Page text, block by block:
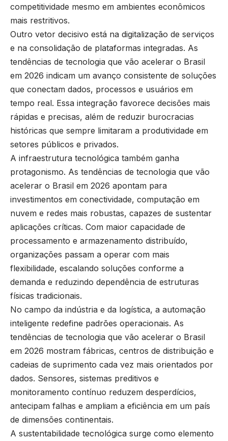
competitividade mesmo em ambientes econômicos
mais restritivos.
Outro vetor decisivo está na digitalização de serviços
e na consolidação de plataformas integradas. As
tendências de tecnologia que vão acelerar o Brasil
em 2026 indicam um avanço consistente de soluções
que conectam dados, processos e usuários em
tempo real. Essa integração favorece decisões mais
rápidas e precisas, além de reduzir burocracias
históricas que sempre limitaram a produtividade em
setores públicos e privados.
A infraestrutura tecnológica também ganha
protagonismo. As tendências de tecnologia que vão
acelerar o Brasil em 2026 apontam para
investimentos em conectividade, computação em
nuvem e redes mais robustas, capazes de sustentar
aplicações críticas. Com maior capacidade de
processamento e armazenamento distribuído,
organizações passam a operar com mais
flexibilidade, escalando soluções conforme a
demanda e reduzindo dependência de estruturas
físicas tradicionais.
No campo da indústria e da logística, a automação
inteligente redefine padrões operacionais. As
tendências de tecnologia que vão acelerar o Brasil
em 2026 mostram fábricas, centros de distribuição e
cadeias de suprimento cada vez mais orientados por
dados. Sensores, sistemas preditivos e
monitoramento contínuo reduzem desperdícios,
antecipam falhas e ampliam a eficiência em um país
de dimensões continentais.
A sustentabilidade tecnológica surge como elemento